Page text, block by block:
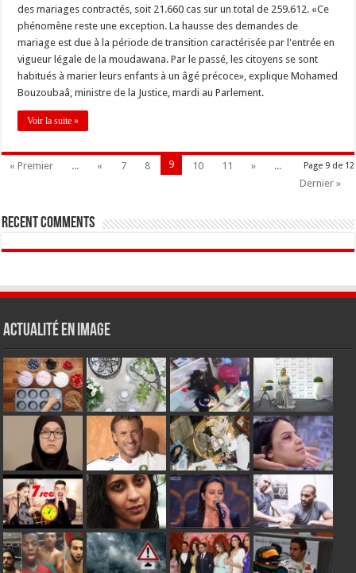
des mariages contractés, soit 21.660 cas sur un total de 259.612. «Ce
phénomène reste une exception. La hausse des demandes de
mariage est due à la période de transition caractérisée par l'entrée en
vigueur légale de la moudawana. Par le passé, les citoyens se sont
habitués à marier leurs enfants à un âgé précoce», explique Mohamed
Bouzoubaâ, ministre de la Justice, mardi au Parlement.
Voir la suite »
Page 9 de 12
« Premier ... « 7 8 9 10 11 »
...
Dernier »
Recent Comments
Actualité en Image